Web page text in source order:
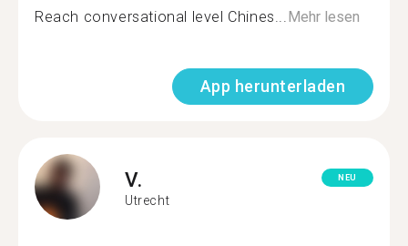
Reach conversational level Chines... Mehr lesen
App herunterladen
V.
Utrecht
NEU